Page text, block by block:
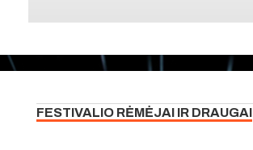
FESTIVALIO RĖMĖJAI IR DRAUGAI